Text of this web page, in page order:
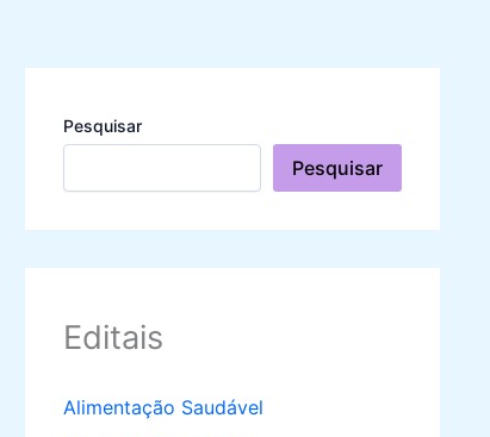
Pesquisar
Pesquisar
Editais
Alimentação Saudável